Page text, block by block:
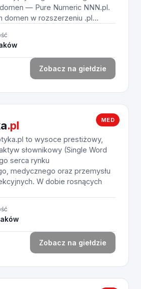
— Pure Numeric NNN.pl.
domen w rozszerzeniu .pl...
Zobacz na giełdzie
MED
.pl
to wysoce prestiżowy,
słownikowy (Single Word
serca rynku
medycznego oraz przemysłu
W dobie rosnących
Zobacz na giełdzie